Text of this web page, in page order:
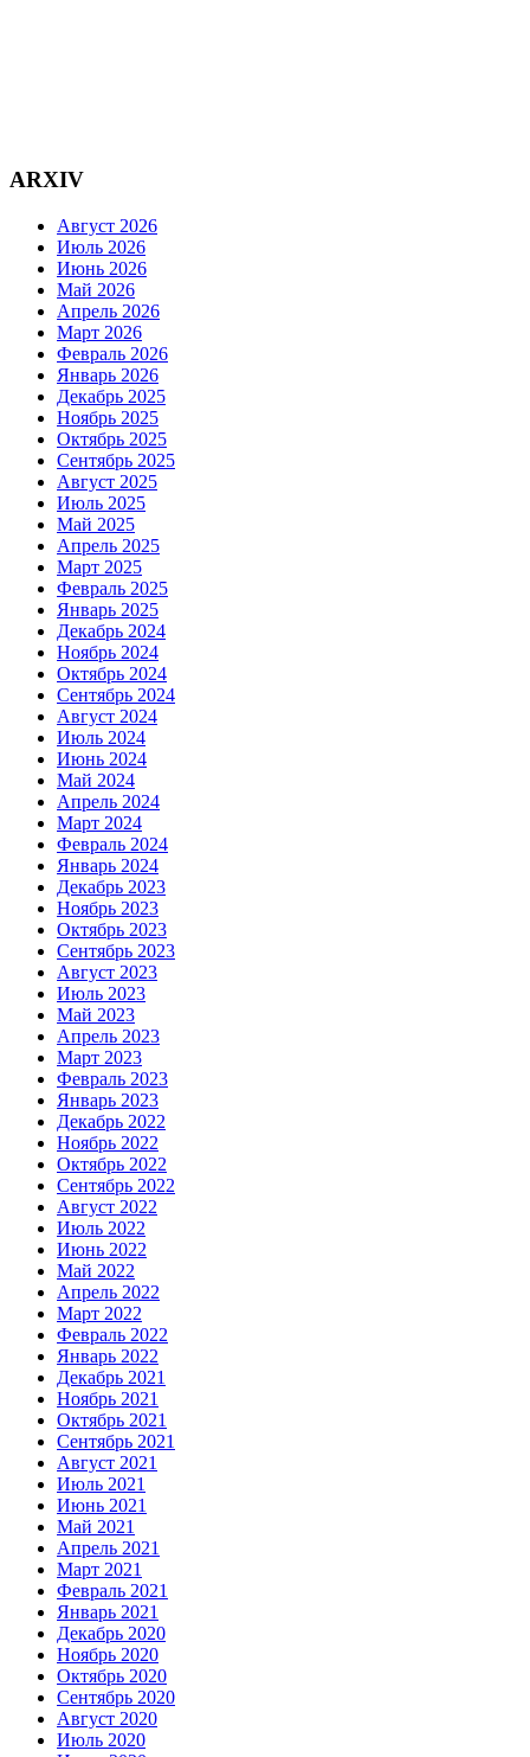
ARXIV
Август 2026
Июль 2026
Июнь 2026
Май 2026
Апрель 2026
Март 2026
Февраль 2026
Январь 2026
Декабрь 2025
Ноябрь 2025
Октябрь 2025
Сентябрь 2025
Август 2025
Июль 2025
Май 2025
Апрель 2025
Март 2025
Февраль 2025
Январь 2025
Декабрь 2024
Ноябрь 2024
Октябрь 2024
Сентябрь 2024
Август 2024
Июль 2024
Июнь 2024
Май 2024
Апрель 2024
Март 2024
Февраль 2024
Январь 2024
Декабрь 2023
Ноябрь 2023
Октябрь 2023
Сентябрь 2023
Август 2023
Июль 2023
Май 2023
Апрель 2023
Март 2023
Февраль 2023
Январь 2023
Декабрь 2022
Ноябрь 2022
Октябрь 2022
Сентябрь 2022
Август 2022
Июль 2022
Июнь 2022
Май 2022
Апрель 2022
Март 2022
Февраль 2022
Январь 2022
Декабрь 2021
Ноябрь 2021
Октябрь 2021
Сентябрь 2021
Август 2021
Июль 2021
Июнь 2021
Май 2021
Апрель 2021
Март 2021
Февраль 2021
Январь 2021
Декабрь 2020
Ноябрь 2020
Октябрь 2020
Сентябрь 2020
Август 2020
Июль 2020